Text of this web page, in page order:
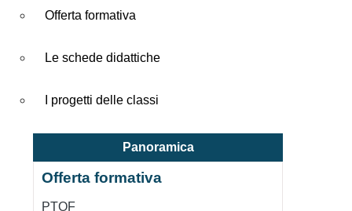
Offerta formativa
Le schede didattiche
I progetti delle classi
Panoramica
Offerta formativa
PTOF